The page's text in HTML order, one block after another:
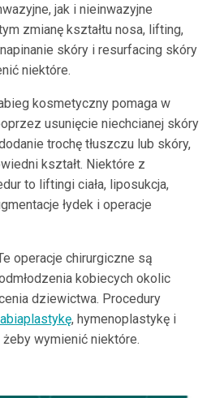
jak i nieinwazyjne
zmianę kształtu nosa, lifting,
skóry i resurfacing skóry
niektóre.
kosmetyczny pomaga w
usunięcie niechcianej skóry
trochę tłuszczu lub skóry,
kształt. Niektóre z
to liftingi ciała, liposukcja,
łydek i operacje
operacje chirurgiczne są
kobiecych okolic
dziewictwa. Procedury
, hymenoplastykę i
wymienić niektóre.